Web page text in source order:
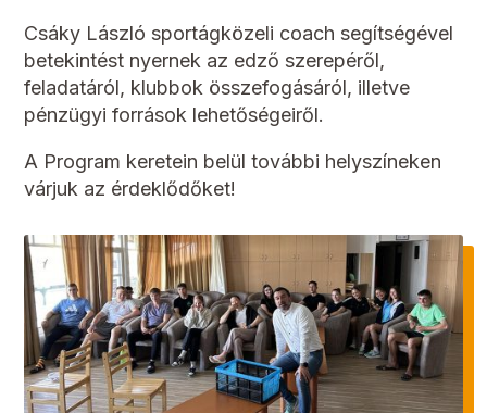
Csáky László sportágközeli coach segítségével
betekintést nyernek az edző szerepéről,
feladatáról, klubbok összefogásáról, illetve
pénzügyi források lehetőségeiről.
A Program keretein belül további helyszíneken
várjuk az érdeklődőket!